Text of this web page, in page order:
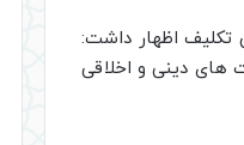
تکلیف اظهار داشت:
های دینی و اخلاقی